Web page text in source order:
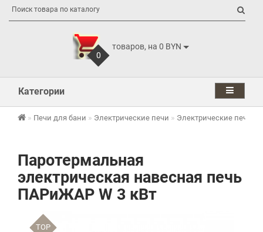
0
товаров, на 0 BYN
Категории
Печи для бани Электрические печи Электрические печи
Паротермальная
электрическая навесная печь
ПАРиЖАР W 3 кВт
TOP